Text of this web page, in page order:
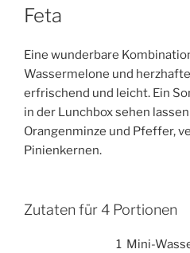
Feta
Eine wunderbare
Wassermelone und
erfrischend und leicht. Ein
in der Lunchbox sehen
Orangenminze und Pfeffer,
Pinienkernen.
Zutaten für 4 Portionen
1 Mini-